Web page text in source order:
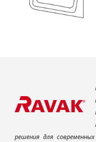
решения для